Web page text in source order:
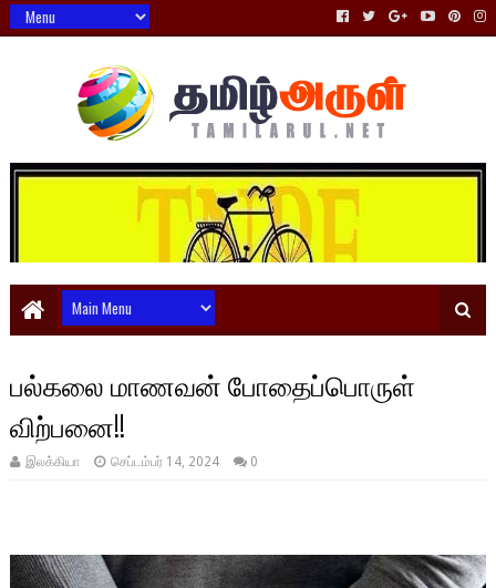
பல்கலை மாணவன் போதைப்பொருள்
விற்பனை!!
இலக்கியா செப்டம்பர் 14, 2024 0